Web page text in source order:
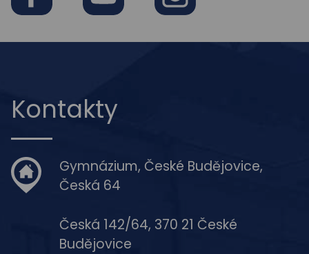
Kontakty
Gymnázium, České Budějovice,
Česká 64
Česká 142/64, 370 21 České
Budějovice